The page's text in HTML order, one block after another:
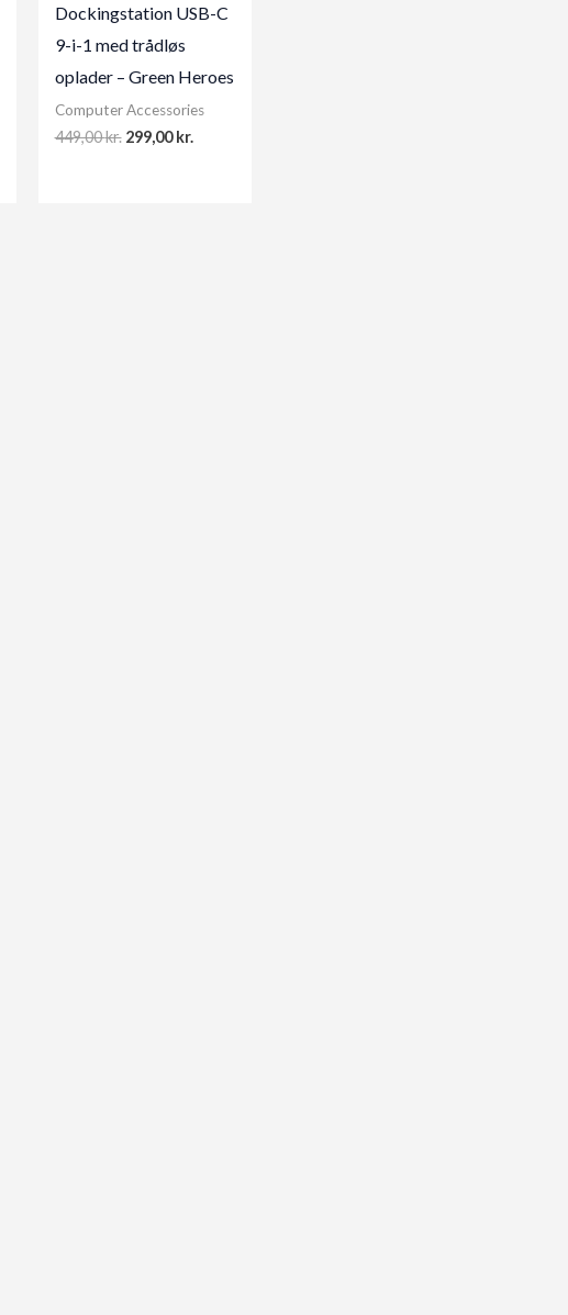
Dockingstation USB-C
9-i-1 med trådløs
oplader – Green Heroes
Computer Accessories
449,00kr. Original
299,00kr.